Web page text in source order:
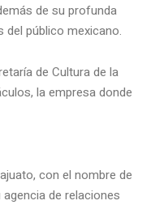
de su profunda
del público mexicano.
de Cultura de la
la empresa donde
con el nombre de
de relaciones